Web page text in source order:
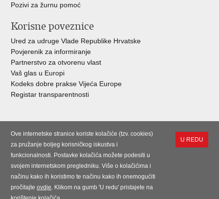
Pozivi za žurnu pomoć
Korisne poveznice
Ured za udruge Vlade Republike Hrvatske
Povjerenik za informiranje
Partnerstvo za otvorenu vlast
Vaš glas u Europi
Kodeks dobre prakse Vijeća Europe
Registar transparentnosti
Ove internetske stranice koriste kolačiće (tzv. cookies)
za pružanje boljeg korisničkog iskustva i
funkcionalnosti. Postavke kolačića možete podesiti u
svojem internetskom pregledniku. Više o kolačićima i
načinu kako ih koristimo te načinu kako ih onemogućiti
pročitajteovdje . Klikom na gumb 'U redu' pristajete na
U REDU